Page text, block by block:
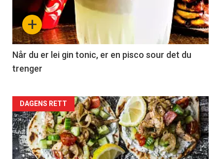
+
Når du er lei gin tonic, er en pisco sour det du
trenger
Forsiden
akkurat
nå
DAGENS RETT